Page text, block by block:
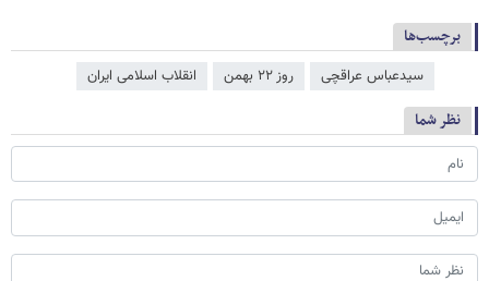
برچسب‌ها
سیدعباس عراقچی روز ۲۲ بهمن انقلاب اسلامی ایران
نظر شما